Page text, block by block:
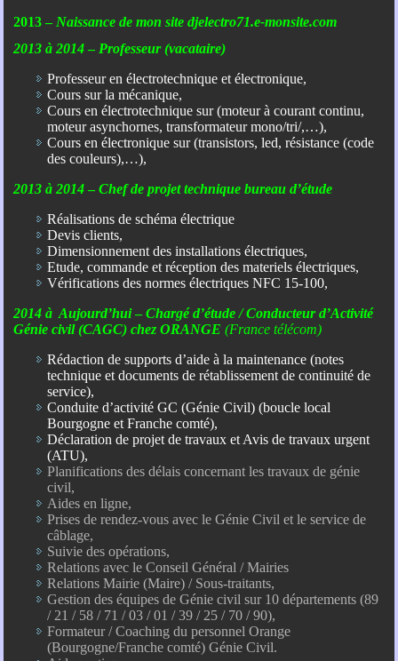
2013 – Naissance de mon site djelectro71.e-monsite.com
2013 à 2014– Professeur (vacataire)
Professeur en électrotechnique et électronique,
Cours sur la mécanique,
Cours en électrotechnique sur (moteur à courant continu,
moteur asynchornes, transformateur mono/tri/,…),
Cours en électronique sur (transistors, led, résistance (code
des couleurs),…),
2013 à 2014 – Chef de projet technique bureau d’étude
Réalisations de schéma électrique
Devis clients,
Dimensionnement des installations électriques,
Etude, commande et réception des materiels électriques,
Vérifications des normes électriques NFC 15-100,
2014 à Aujourd’hui– Chargé d’étude / Conducteur d’Activité
Génie civil (CAGC) chez ORANGE(France télécom)
Rédaction de supports d’aide à la maintenance (notes
technique et documents de rétablissement de continuité de
service),
Conduite d’activité GC (Génie Civil) (boucle local
Bourgogne et Franche comté),
Déclaration de projet de travaux et Avis de travaux urgent
(ATU),
Planifications des délais concernant les travaux de génie
civil,
Aides en ligne,
Prises de rendez-vous avec le Génie Civil et le service de
câblage,
Suivie des opérations,
Relations avec le Conseil Général / Mairies
Relations Mairie (Maire) / Sous-traitants,
Gestion des équipes de Génie civil sur 10 départements (89
/ 21 / 58 / 71 / 03 / 01 / 39 / 25 / 70 / 90),
Formateur / Coaching du personnel Orange
(Bourgogne/Franche comté) Génie Civil.